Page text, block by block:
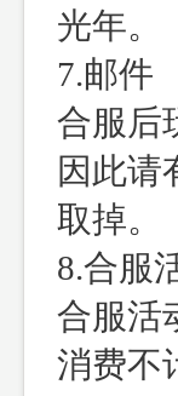
光年。
7.邮
合服
因此请
取掉。
8.合
合服活
消费不